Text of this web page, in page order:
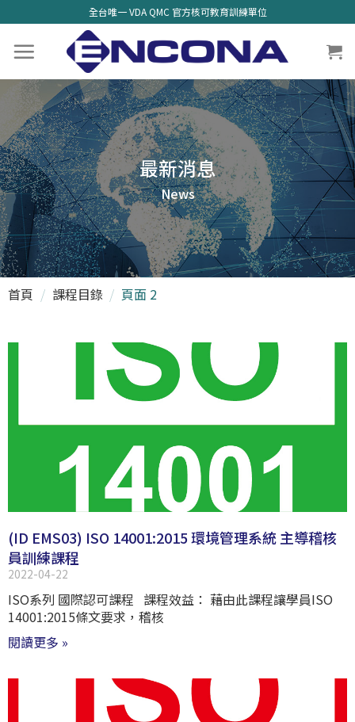
全台唯一 VDA QMC 官方核可教育訓練單位
最新消息
News
首頁 / 課程目錄 / 頁面 2
(ID EMS03) ISO 14001:2015 環境管理系統 主導稽核
員訓練課程
2022-04-22
ISO系列 國際認可課程 課程效益： 藉由此課程讓學員ISO
14001:2015條文要求，稽核
閱讀更多 »